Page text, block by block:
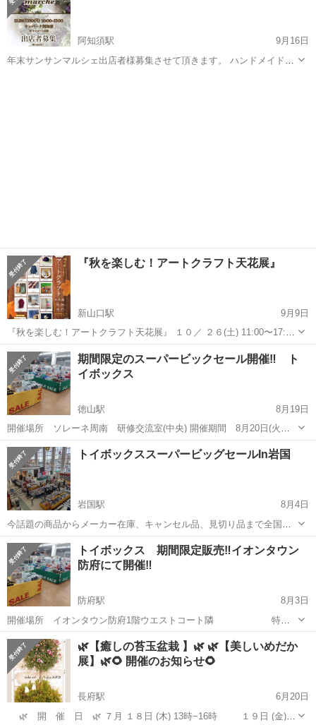
願いします！ １１月２２日(...
阿知須駅
9月16日
年末サンサンマルシェ出店者様募集させて頂きます。 ハンドメイド、
『秋を楽しむ！アートクラフト天花展』
新山口駅
9月9日
『秋を楽しむ！アートクラフト天花展』 １０／ ２６(土) 11:00〜17:00
２７(日) 10:00〜15:00 KDDI 維新ホール メインスタジオ (山口市小郡
令和一丁目１番１号 ...
山口 山口市 新山口駅 展示会 さをり織り
期間限定のスーパービックセール開催‼️ ト
イボックス
徳山駅
8月19日
開催場所 ソレーネ周南 研修交流室(中央) 開催期間 8月20日(火曜
日) 10時~19時 8月21日(水曜日) 10時~19時 8月22日(木曜
日) 10時~1...
山口 周南市 徳山駅 会場
トイボックススーパービッグセールIn岩国
岩国駅
8月4日
今話題の商品からメーカー在庫、キャンセル品、見切り品まで全国よ
り集めました。あらゆる商品を低価格で。期間限定のスーパーディス
カウント! 場所・岩国市民文化会館1階展示室 日時・8月6日（火）〜8
月7日（水） 10:00...
山口 岩国市 岩国駅 展示会 会場
トイボックス 期間限定販売‼️イオンタウン
防府にて開催‼️
防府駅
8月3日
開催場所 イオンタウン防府1階ウエストコート隣 特設
会場(マックスバリュ様前) 期間 8月3日(土曜日)10時~19時
8月4日(日曜日)10時~16時 今話題の商品からメーカー在
庫、...
山口 防府市 防府駅 展示会 会場
🌿【癒しの苔玉盆栽 】🌿 🌿【美しいめだか
展】🌿🌻 開催のお知らせ🌻
長府駅
6月20日